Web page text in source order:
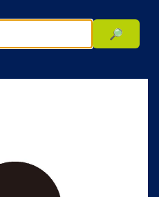
🔎